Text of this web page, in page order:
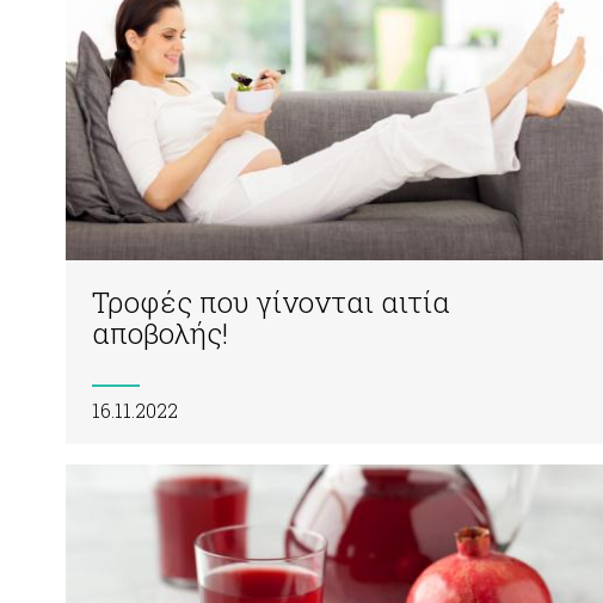
Τροφές που γίνονται αιτία
αποβολής!
16.11.2022